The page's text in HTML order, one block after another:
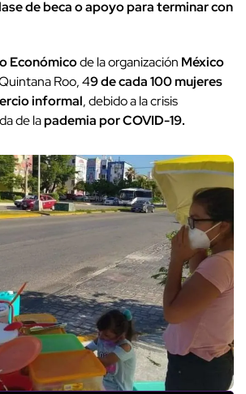
de beca o apoyo para terminar con
Económicode la organización México
Roo, 49 de cada 100 mujeres
informal, debido a la crisis
de lapademia por COVID-19.